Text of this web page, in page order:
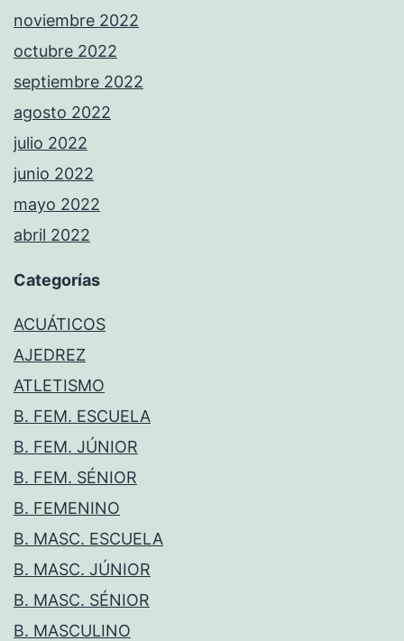
noviembre 2022
octubre 2022
septiembre 2022
agosto 2022
julio 2022
junio 2022
mayo 2022
abril 2022
Categorías
ACUÁTICOS
AJEDREZ
ATLETISMO
B. FEM. ESCUELA
B. FEM. JÚNIOR
B. FEM. SÉNIOR
B. FEMENINO
B. MASC. ESCUELA
B. MASC. JÚNIOR
B. MASC. SÉNIOR
B. MASCULINO